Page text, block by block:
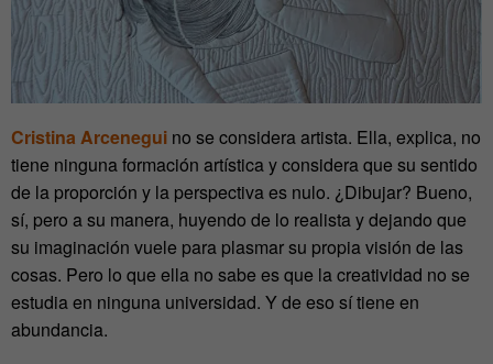
Cristina Arcenegui no se considera artista. Ella, explica, no
tiene ninguna formación artística y considera que su sentido
de la proporción y la perspectiva es nulo. ¿Dibujar? Bueno,
sí, pero a su manera, huyendo de lo realista y dejando que
su imaginación vuele para plasmar su propia visión de las
cosas. Pero lo que ella no sabe es que la creatividad no se
estudia en ninguna universidad. Y de eso sí tiene en
abundancia.